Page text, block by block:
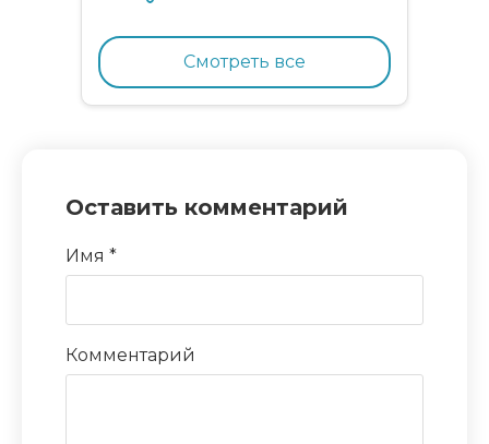
курицей и гранатом
Смотреть все
Оставить комментарий
Имя *
Комментарий